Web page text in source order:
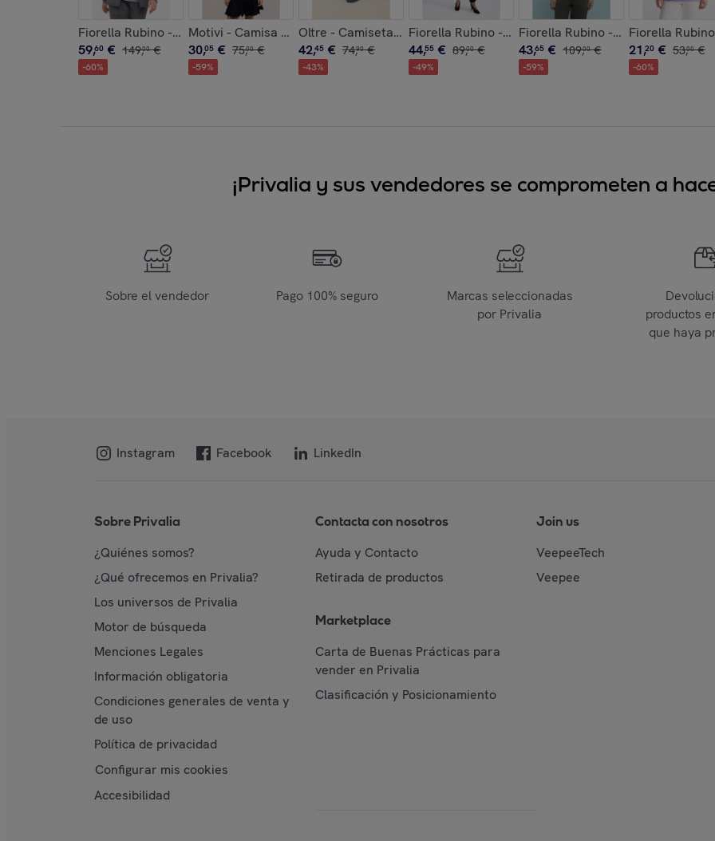
Fiorella Rubino - Blazer Príncipe de Gales efecto cruzado - Gris
59,60 € 149,00 €
-60%
Motivi - Camisa polo - Marrón
30,05 € 75,00 €
-59%
Oltre - Camiseta con gorra a juego - Azul
42,45 € 74,90 €
-43%
Fiorella Rubino - Camiseta de jersey con trabajo
44,55 € 89,00 €
-49%
Fiorella Rubino - Camiseta de
43,65 € 109,00 €
-59%
Fiorella
21,20 € 53,00 €
-60%
¡Privalia y sus vendedores se comprometen a
Sobre el vendedor Pago 100% seguro
Marcas seleccionadas
por Privalia
productos
que haya
Instagram Facebook LinkedIn
Sobre Privalia
¿Quiénes somos?
¿Qué ofrecemos en Privalia?
Los universos de Privalia
Motor de búsqueda
Menciones Legales
Información obligatoria
Condiciones generales de venta y
de uso
Política de privacidad
Configurar mis cookies
Accesibilidad
Contacta con nosotros
Ayuda y Contacto
Retirada de productos
Marketplace
Carta de Buenas Prácticas para
vender en Privalia
Clasificación y Posicionamiento
Join us
VeepeeTech
Veepee